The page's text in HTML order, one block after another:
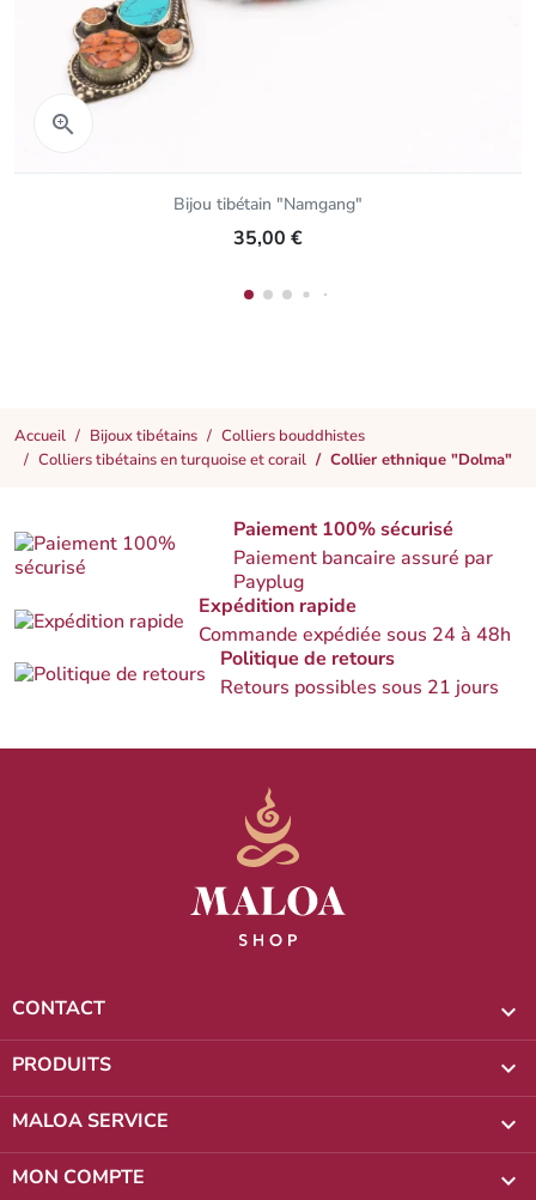

Bijou tibétain "Namgang"
35,00 €
Accueil Bijoux tibétains
Colliers bouddhistes
Colliers tibétains en turquoise et corail
Collier ethnique "Dolma"
Paiement 100% sécurisé
Paiement bancaire assuré par
Payplug
Expédition rapide
Commande expédiée sous 24 à 48h
Politique de retours
Retours possibles sous 21 jours
CONTACT 
PRODUITS 
MALOA SERVICE 
MON COMPTE 